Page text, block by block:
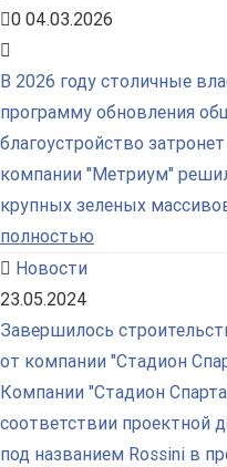
0 04.03.2026
В 2026 году столичные
программу обновления
благоустройство
компании "Метриум"
крупных зеленых
полностью
Новости
23.05.2024
Завершилось
от компании "Стадион
Компании "Стадион
соответствии проектной
под названием Rossini в